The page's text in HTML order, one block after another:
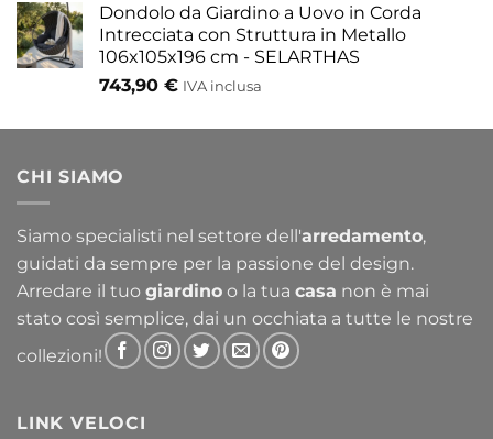
Dondolo da Giardino a Uovo in Corda
Intrecciata con Struttura in Metallo
106x105x196 cm - SELARTHAS
743,90 € IVA inclusa
CHI SIAMO
Siamo specialisti nel settore dell'arredamento,
guidati da sempre per la passione del design.
Arredare il tuo giardino o la tua casa non è mai
stato così semplice, dai un occhiata a tutte le nostre
collezioni!
LINK VELOCI